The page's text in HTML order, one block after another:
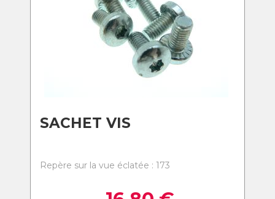
SACHET VIS
Repère sur la vue éclatée : 173